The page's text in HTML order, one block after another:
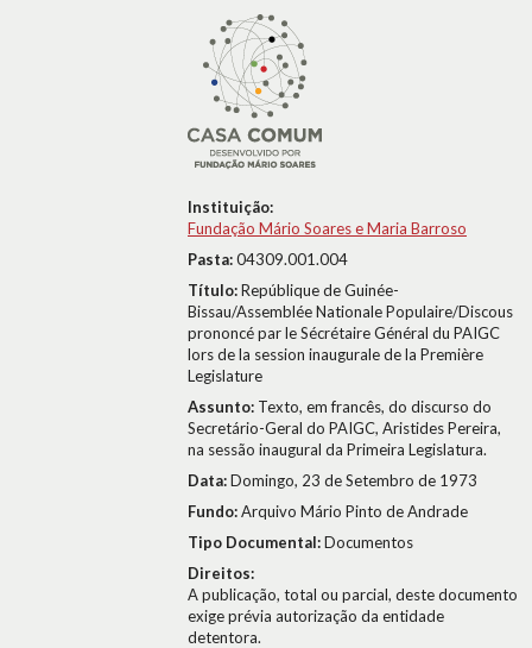
Instituição:
Fundação Mário Soares e Maria Barroso
Pasta:04309.001.004
Título:Repúblique de Guinée-
Bissau/Assemblée Nationale Populaire/Discous
prononcé par le Sécrétaire Général du PAIGC
lors de la session inaugurale de la Première
Legislature
Assunto: Texto, em francês, do discurso do
Secretário-Geral do PAIGC, Aristides Pereira,
na sessão inaugural da Primeira Legislatura.
Data:Domingo, 23 de Setembro de 1973
Fundo:Arquivo Mário Pinto de Andrade
Tipo Documental:Documentos
Direitos:
A publicação, total ou parcial, deste documento
exige prévia autorização da entidade
detentora.